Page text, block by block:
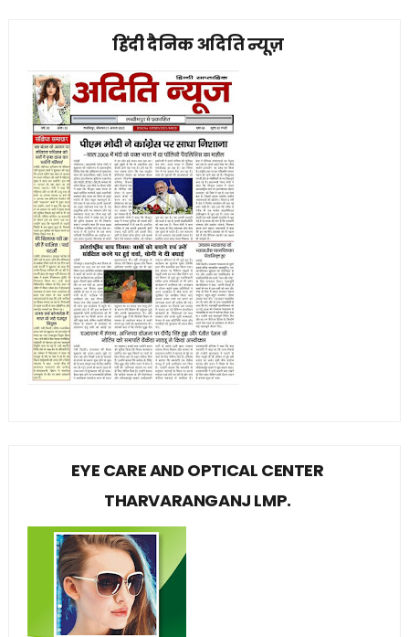
हिंदी दैनिक अदिति न्यूज़
EYE CARE AND OPTICAL CENTER
THARVARANGANJ LMP.